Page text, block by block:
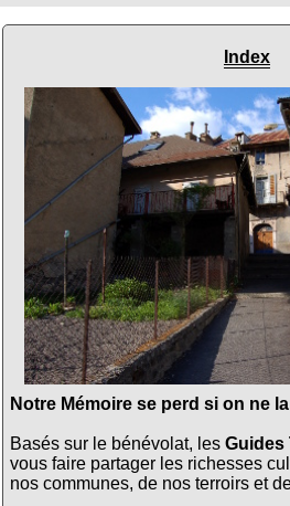
Index
Notre Mémoire se perd si on ne
Basés sur le bénévolat, les Guides
vous faire partager les richesses
nos communes, de nos terroirs et